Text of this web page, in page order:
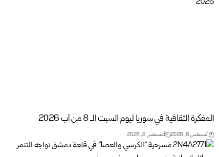
المفكرة الثقافية في سوريا ليوم السبت الـ 8 من آب 2026
أغسطس 8, 2026 أغسطس 8, 2026